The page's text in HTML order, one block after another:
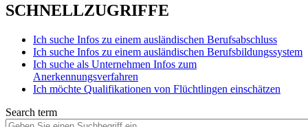
SCHNELLZUGRIFFE
Ich suche Infos zu einem ausländischen Berufsabschluss
Ich suche Infos zu einem ausländischen Berufsbildungssystem
Ich suche als Unternehmen Infos zum
Anerkennungsverfahren
Ich möchte Qualifikationen von Flüchtlingen einschätzen
Search term